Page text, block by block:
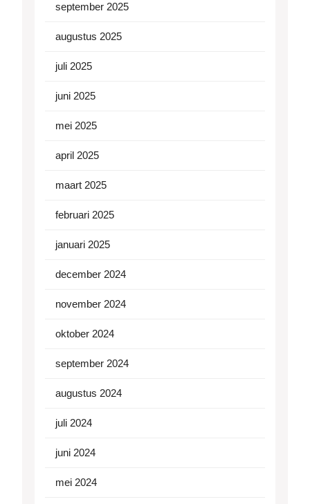
september 2025
augustus 2025
juli 2025
juni 2025
mei 2025
april 2025
maart 2025
februari 2025
januari 2025
december 2024
november 2024
oktober 2024
september 2024
augustus 2024
juli 2024
juni 2024
mei 2024